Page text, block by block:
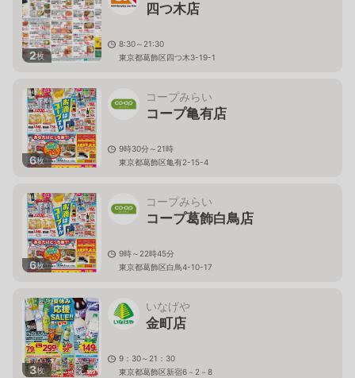
2枚
四つ木店
8:30～21:30
東京都葛飾区四つ木3-19-1
6枚
コープみらい
コープ亀有店
9時30分～21時
東京都葛飾区亀有2-15-4
6枚
コープみらい
コープ葛飾白鳥店
9時～22時45分
東京都葛飾区白鳥4-10-17
3枚
いなげや
金町店
9：30～21：30
東京都葛飾区新宿6－2－8